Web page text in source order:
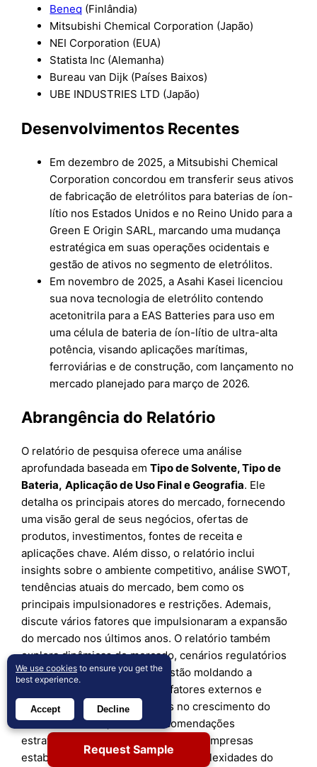
Beneq (Finlândia)
Mitsubishi Chemical Corporation (Japão)
NEI Corporation (EUA)
Statista Inc (Alemanha)
Bureau van Dijk (Países Baixos)
UBE INDUSTRIES LTD (Japão)
Desenvolvimentos Recentes
Em dezembro de 2025, a Mitsubishi Chemical
Corporation concordou em transferir seus ativos
de fabricação de eletrólitos para baterias de íon-
lítio nos Estados Unidos e no Reino Unido para a
Green E Origin SARL, marcando uma mudança
estratégica em suas operações ocidentais e
gestão de ativos no segmento de eletrólitos.
Em novembro de 2025, a Asahi Kasei licenciou
sua nova tecnologia de eletrólito contendo
acetonitrila para a EAS Batteries para uso em
uma célula de bateria de íon-lítio de ultra-alta
potência, visando aplicações marítimas,
ferroviárias e de construção, com lançamento no
mercado planejado para março de 2026.
Abrangência do Relatório
O relatório de pesquisa oferece uma análise
aprofundada baseada emTipo de Solvente, Tipo de
Bateria, Aplicação de Uso FinaleGeografia. Ele
detalha os principais atores do mercado, fornecendo
uma visão geral de seus negócios, ofertas de
produtos, investimentos, fontes de receita e
aplicações chave. Além disso, o relatório inclui
insights sobre o ambiente competitivo, análise SWOT,
tendências atuais do mercado, bem como os
principais impulsionadores e restrições. Ademais,
discute vários fatores que impulsionaram a expansão
do mercado nos últimos anos. O relatório também
explora dinâmicas de mercado, cenários regulatórios
e avanços tecnológicos que estão moldando a
indústria. Avalia o impacto de fatores externos e
mudanças econômicas globais no crescimento do
mercado. Por fim, fornece recomendações
estratégicas para novos entrantes e empresas
estabelecidas para navegar nas complexidades do
Request Sample
We use cookies to ensure you get the
best experience.
Accept Decline